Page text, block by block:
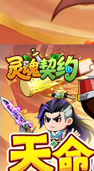
灵魂契约1
灵魂契约2
灵魂契约3
灵魂契约4
灵魂契约5